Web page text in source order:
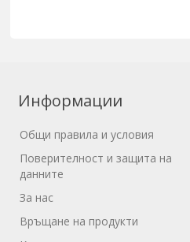
Информации
Общи правила и условия
Поверителност и защита на
данните
За нас
Връщане на продукти